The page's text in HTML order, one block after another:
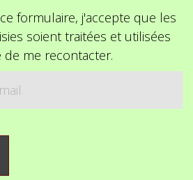
formulaire, j'accepte que les
soient traitées et utilisées
me recontacter.